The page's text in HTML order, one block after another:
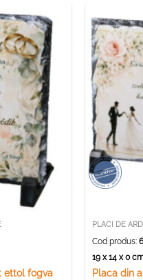
ettol fogva
PLACI DE
Cod produs:
19 x 14 x 0
Placa din